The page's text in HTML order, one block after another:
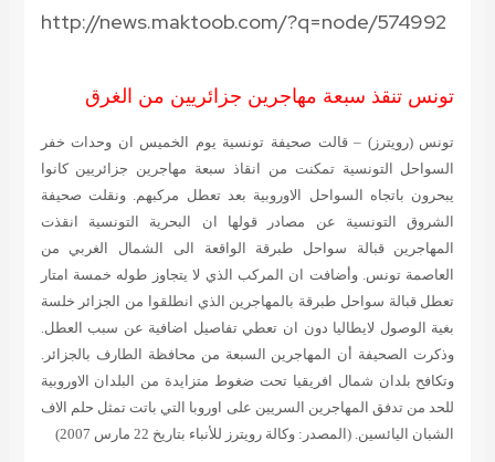
http://news.maktoob.com/?q=node/574992
تونس تنقذ سبعة مهاجرين جزائريين من الغرق
تونس (رويترز) – قالت صحيفة تونسية يوم الخميس ان وحدات خفر
السواحل التونسية تمكنت من انقاذ سبعة مهاجرين جزائريين كانوا
يبحرون باتجاه السواحل الاوروبية بعد تعطل مركبهم. ونقلت صحيفة
الشروق التونسية عن مصادر قولها ان البحرية التونسية انقذت
المهاجرين قبالة سواحل طبرقة الواقعة الى الشمال الغربي من
العاصمة تونس. وأضافت ان المركب الذي لا يتجاوز طوله خمسة امتار
تعطل قبالة سواحل طبرقة بالمهاجرين الذي انطلقوا من الجزائر خلسة
بغية الوصول لايطاليا دون ان تعطي تفاصيل اضافية عن سبب العطل.
وذكرت الصحيفة أن المهاجرين السبعة من محافظة الطارف بالجزائر.
وتكافح بلدان شمال افريقيا تحت ضغوط متزايدة من البلدان الاوروبية
للحد من تدفق المهاجرين السريين على اوروبا التي باتت تمثل حلم الاف
الشبان اليائسين. (المصدر: وكالة رويترز للأنباء بتاريخ 22 مارس 2007)